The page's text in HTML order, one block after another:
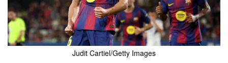
Judit Cartiel/Getty Images